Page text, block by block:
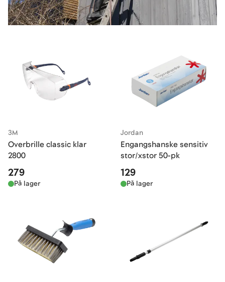
3M
Overbrille classic klar
2800
279
På lager
Jordan
Engangshanske sensitiv
stor/xstor 50-pk
129
På lager